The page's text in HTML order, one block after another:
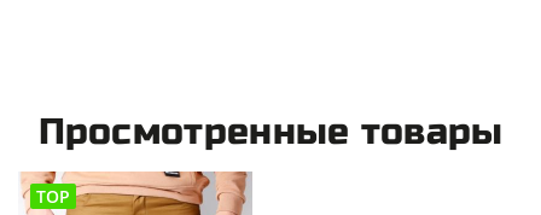
Просмотренные товары
TOP